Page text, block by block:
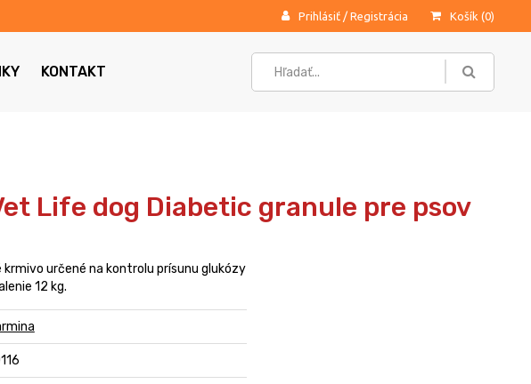
Prihlásiť / Registrácia Košík (0)
KONTAKT
Life dog Diabetic granule pre psov
určené na kontrolu prísunu glukózy
12 kg.